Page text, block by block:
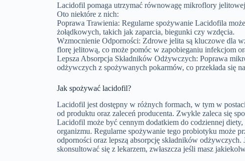
Lacidofil pomaga utrzymać równowagę mikroflory
Oto niektóre z nich:
Poprawa Trawienia: Regularne spożywanie Lacidofila
żołądkowych, takich jak zaparcia, biegunki czy wzdęcia.
Wzmocnienie Odporności: Zdrowe jelita są kluczowe dla
florę jelitową, co może pomóc w zapobieganiu infekcjom
Lepsza Absorpcja Składników Odżywczych: Poprawa
odżywczych z spożywanych pokarmów, co przekłada się
Jak spożywać lacidofil?
Lacidofil jest dostępny w różnych formach, w tym w
od produktu oraz zaleceń producenta. Zwykle zaleca się
Lacidofil może być cennym dodatkiem do codziennej
organizmu. Regularne spożywanie tego probiotyku może
odporności oraz lepszą absorpcję składników
skonsultować się z lekarzem, zwłaszcza jeśli masz